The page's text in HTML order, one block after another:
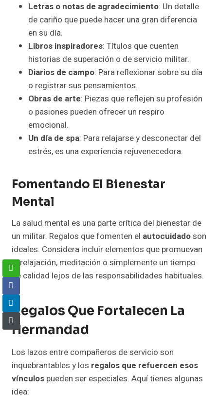
Letras o notas de agradecimiento: Un detalle
de cariño que puede hacer una gran diferencia
en su día.
Libros inspiradores: Títulos que cuenten
historias de superación o de servicio militar.
Diarios de campo: Para reflexionar sobre su día
o registrar sus pensamientos.
Obras de arte: Piezas que reflejen su profesión
o pasiones pueden ofrecer un respiro
emocional.
Un día de spa: Para relajarse y desconectar del
estrés, es una experiencia rejuvenecedora.
Fomentando El Bienestar
Mental
La salud mental es una parte crítica del bienestar de
un militar. Regalos que fomenten el autocuidadoson
ideales. Considera incluir elementos que promuevan
la relajación, meditación o simplemente un tiempo
de calidad lejos de las responsabilidades habituales.
Regalos Que Fortalecen La
Hermandad
Los lazos entre compañeros de servicio son
inquebrantables y los regalos que refuercen esos
vínculos pueden ser especiales. Aquí tienes algunas
idea: